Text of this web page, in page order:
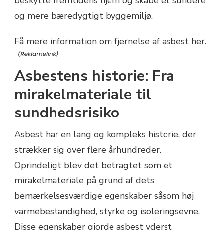
og mere bæredygtigt byggemiljø.
Få mere information om fjernelse af asbest her.
Asbestens historie: Fra
mirakelmateriale til
sundhedsrisiko
Asbest har en lang og kompleks historie, der
strækker sig over flere århundreder.
Oprindeligt blev det betragtet som et
mirakelmateriale på grund af dets
bemærkelsesværdige egenskaber såsom høj
varmebestandighed, styrke og isoleringsevne.
Disse egenskaber gjorde asbest yderst